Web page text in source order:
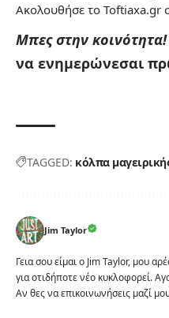
Ακολουθήσε το Toftiaxa.gr
Μπες στην κοινότητα!
να ενημερώνεσαι
TAGGED: κόλπα
Jim Taylor
Γεια σου είμαι ο Jim Taylor, μου
για οτιδήποτε νέο κυκλοφορεί.
Αν θες να επικοινωνήσεις μαζί